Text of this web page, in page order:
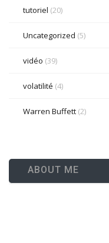
tutoriel (20)
Uncategorized (5)
vidéo (39)
volatilité (4)
Warren Buffett (2)
ABOUT ME